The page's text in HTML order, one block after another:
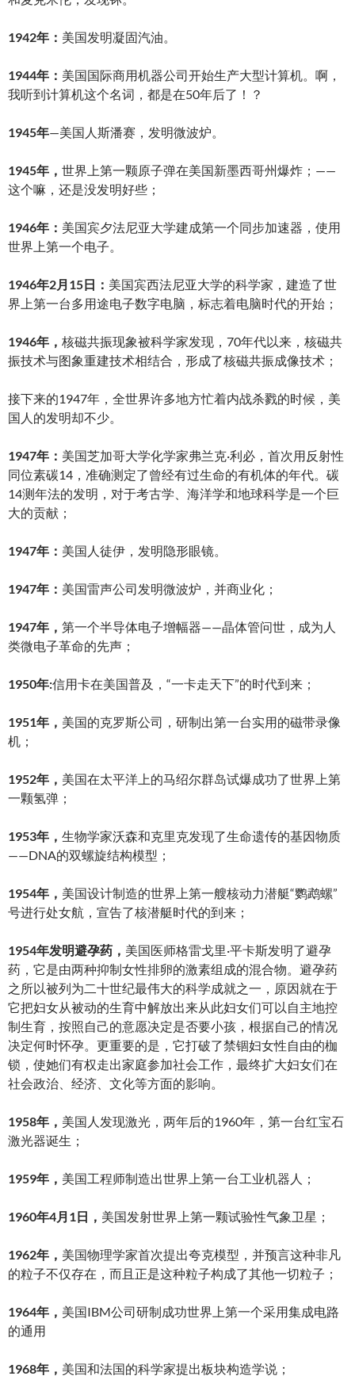
1942年： 美国发明凝固汽油。
1944年： 美国国际商用机器公司开始生产大型计算机。啊，
我听到计算机这个名词，都是在50年后了！？
1945年—美国人斯潘赛，发明微波炉。
1945年， 世界上第一颗原子弹在美国新墨西哥州爆炸；——
这个嘛，还是没发明好些；
1946年： 美国宾夕法尼亚大学建成第一个同步加速器，使用
世界上第一个电子。
1946年2月15日： 美国宾西法尼亚大学的科学家，建造了世
界上第一台多用途电子数字电脑，标志着电脑时代的开始；
1946年， 核磁共振现象被科学家发现，70年代以来，核磁共
振技术与图象重建技术相结合，形成了核磁共振成像技术；
接下来的1947年，全世界许多地方忙着内战杀戮的时候，美
国人的发明却不少。
1947年： 美国芝加哥大学化学家弗兰克·利必，首次用反射性
同位素碳14，准确测定了曾经有过生命的有机体的年代。碳
14测年法的发明，对于考古学、海洋学和地球科学是一个巨
大的贡献；
1947年： 美国人徒伊，发明隐形眼镜。
1947年： 美国雷声公司发明微波炉，并商业化；
1947年， 第一个半导体电子增幅器——晶体管问世，成为人
类微电子革命的先声；
1950年:信用卡在美国普及，“一卡走天下”的时代到来；
1951年， 美国的克罗斯公司，研制出第一台实用的磁带录像
机；
1952年， 美国在太平洋上的马绍尔群岛试爆成功了世界上第
一颗氢弹；
1953年， 生物学家沃森和克里克发现了生命遗传的基因物质
——DNA的双螺旋结构模型；
1954年， 美国设计制造的世界上第一艘核动力潜艇“鹦鹉螺”
号进行处女航，宣告了核潜艇时代的到来；
1954年发明避孕药， 美国医师格雷戈里·平卡斯发明了避孕
药，它是由两种抑制女性排卵的激素组成的混合物。避孕药
之所以被列为二十世纪最伟大的科学成就之一，原因就在于
它把妇女从被动的生育中解放出来从此妇女们可以自主地控
制生育，按照自己的意愿决定是否要小孩，根据自己的情况
决定何时怀孕。更重要的是，它打破了禁锢妇女性自由的枷
锁，使她们有权走出家庭参加社会工作，最终扩大妇女们在
社会政治、经济、文化等方面的影响。
1958年， 美国人发现激光，两年后的1960年，第一台红宝石
激光器诞生；
1959年， 美国工程师制造出世界上第一台工业机器人；
1960年4月1日， 美国发射世界上第一颗试验性气象卫星；
1962年， 美国物理学家首次提出夸克模型，并预言这种非凡
的粒子不仅存在，而且正是这种粒子构成了其他一切粒子；
1964年， 美国IBM公司研制成功世界上第一个采用集成电路
的通用
1968年， 美国和法国的科学家提出板块构造学说；